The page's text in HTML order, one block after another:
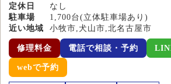
定休日
なし
駐車場
1,700台(立体駐車場あり)
近い地域
小牧市,犬山市,北名古屋市
修理料金 電話で相談・予約
webで予約